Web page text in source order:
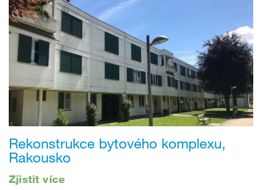
Rekonstrukce bytového komplexu,
Rakousko
Zjistit více